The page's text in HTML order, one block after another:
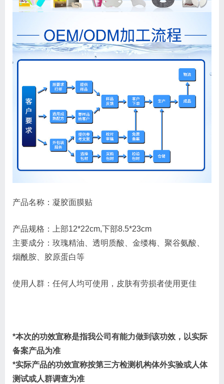
产品名称：凝胶面膜贴
产品规格：上部12*22cm,下部8.5*23cm
主要成分：玫瑰精油、透明质酸、金缕梅、聚谷氨酸、
烟酰胺、胶原蛋白等
使用人群：任何人均可使用，皮肤有劳损者使用更佳
*本次的功效宣称是指我公司有能力做到该功效，以实际
备案产品为准
*实际产品的功效宣称按第三方检测机构体外实验或人体
测试或人群调查为准